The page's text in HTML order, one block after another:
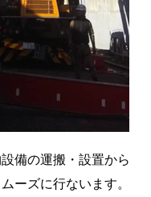
備の運搬・設置から
ーズに行ないます。